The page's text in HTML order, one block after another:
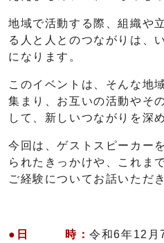
地域で活動する際、組織や
る人と人とのつながりは、
になります。
このイベントは、そんな地
集まり、お互いの活動やそ
して、新しいつながりを深
今回は、ゲストスピーカー
られたきっかけや、これま
ご経験についてお話いただ
●日 時：令和6年12月